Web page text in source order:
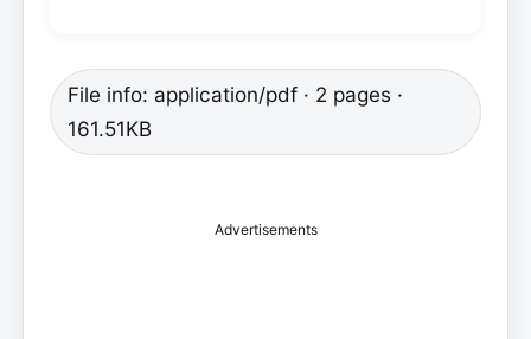
File info: application/pdf · 2 pages ·
161.51KB
Advertisements